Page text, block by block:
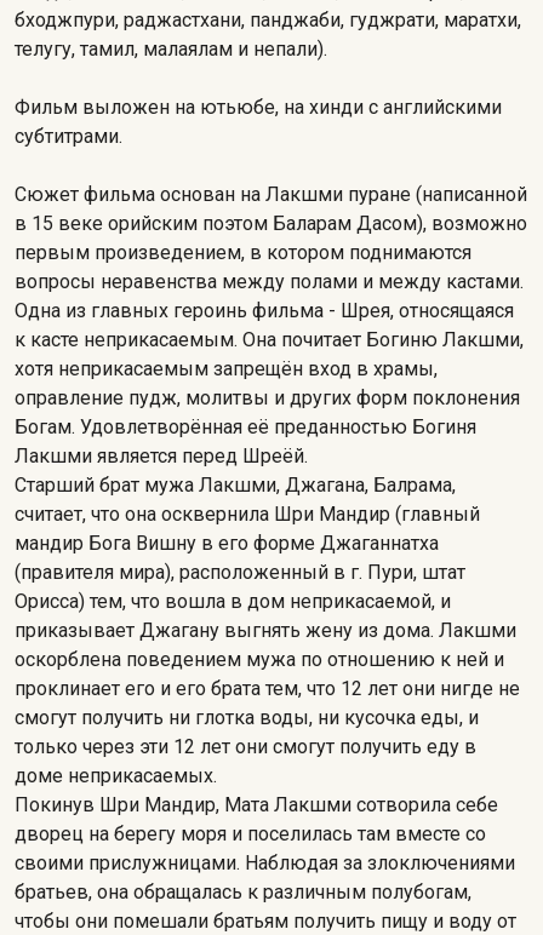
бходжпури, раджастхани, панджаби, гуджрати, маратхи,
телугу, тамил, малаялам и непали).
Фильм выложен на ютьюбе, на хинди с английскими
субтитрами.
Сюжет фильма основан на Лакшми пуране (написанной
в 15 веке орийским поэтом Баларам Дасом), возможно
первым произведением, в котором поднимаются
вопросы неравенства между полами и между кастами.
Одна из главных героинь фильма - Шрея, относящаяся
к касте неприкасаемым. Она почитает Богиню Лакшми,
хотя неприкасаемым запрещён вход в храмы,
оправление пудж, молитвы и других форм поклонения
Богам. Удовлетворённая её преданностью Богиня
Лакшми является перед Шреёй.
Старший брат мужа Лакшми, Джагана, Балрама,
считает, что она осквернила Шри Мандир (главный
мандир Бога Вишну в его форме Джаганнатха
(правителя мира), расположенный в г. Пури, штат
Орисса) тем, что вошла в дом неприкасаемой, и
приказывает Джагану выгнять жену из дома. Лакшми
оскорблена поведением мужа по отношению к ней и
проклинает его и его брата тем, что 12 лет они нигде не
смогут получить ни глотка воды, ни кусочка еды, и
только через эти 12 лет они смогут получить еду в
доме неприкасаемых.
Покинув Шри Мандир, Мата Лакшми сотворила себе
дворец на берегу моря и поселилась там вместе со
своими прислужницами. Наблюдая за злоключениями
братьев, она обращалась к различным полубогам,
чтобы они помешали братьям получить пищу и воду от